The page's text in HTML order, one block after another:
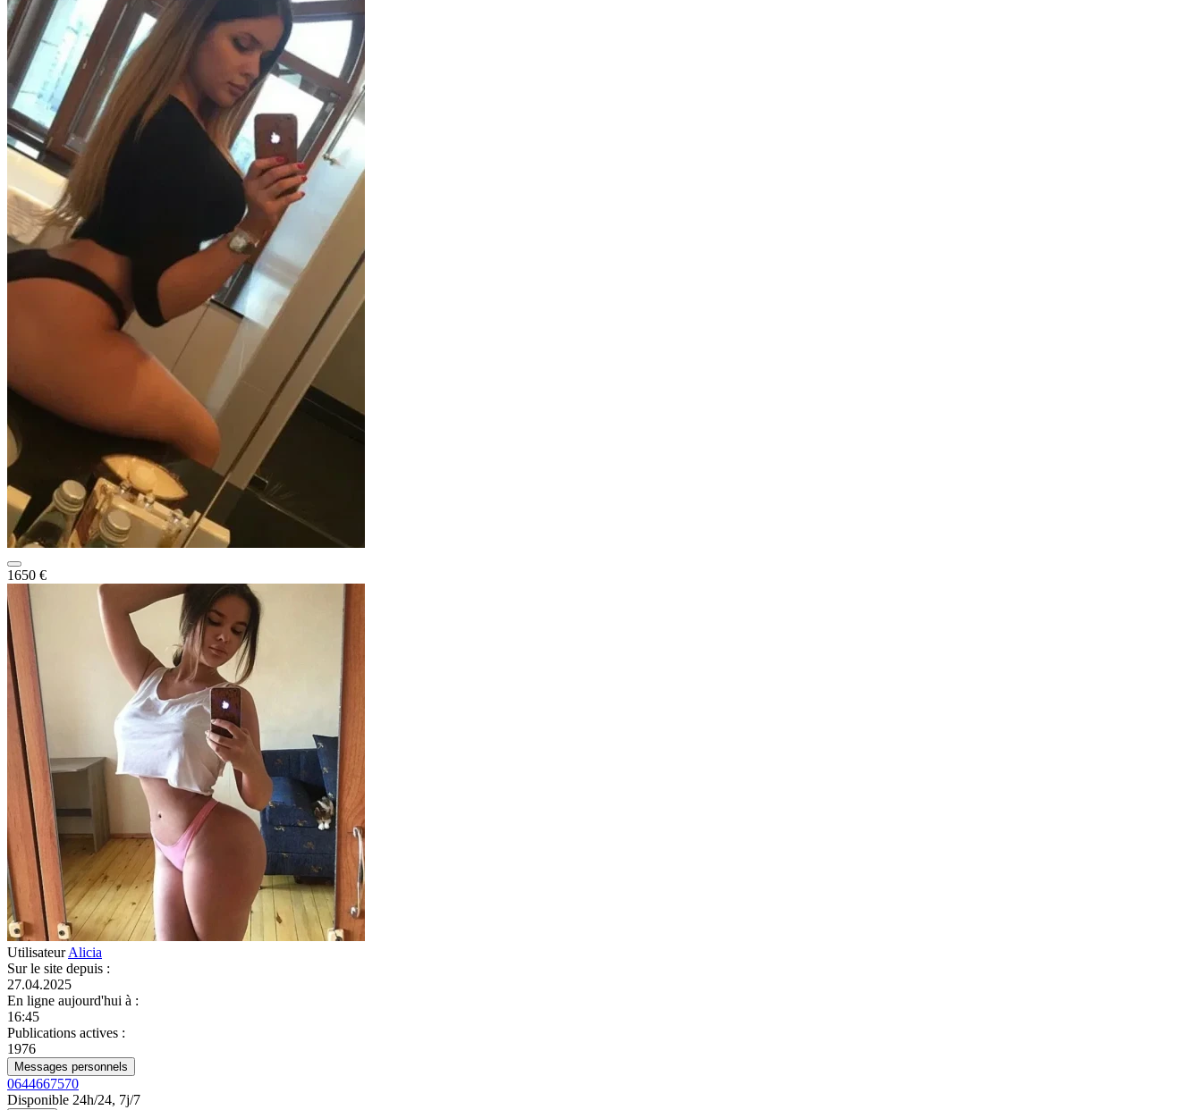
1650 €
UtilisateurAlicia
Sur le site depuis :
27.04.2025
En ligne aujourd'hui à :
16:45
Publications actives :
1976
Messages personnels
0644667570
Disponible 24h/24, 7j/7